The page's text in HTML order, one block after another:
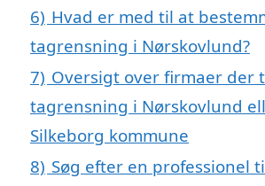
6) Hvad er med til at
tagrensning i Nørskovlund?
7) Oversigt over firmaer der
tagrensning i Nørskovlund
Silkeborg kommune
8) Søg efter en professionel